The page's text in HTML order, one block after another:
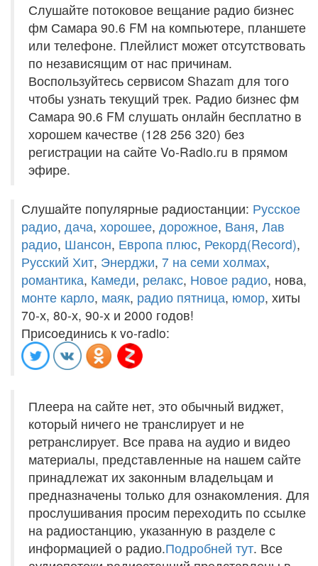
Слушайте потоковое вещание радио бизнес
фм Самара 90.6 FM на компьютере, планшете
или телефоне. Плейлист может отсутствовать
по независящим от нас причинам.
Воспользуйтесь сервисом Shazam для того
чтобы узнать текущий трек. Радио бизнес фм
Самара 90.6 FM слушать онлайн бесплатно в
хорошем качестве (128 256 320) без
регистрации на сайте Vo-Radio.ru в прямом
эфире.
Слушайте популярные радиостанции: Русское
радио, дача, хорошее, дорожное, Ваня, Лав
радио, Шансон, Европа плюс, Рекорд(Record),
Русский Хит, Энерджи, 7 на семи холмах,
романтика, Камеди, релакс, Новое радио, нова,
монте карло, маяк, радио пятница, юмор, хиты
70-х, 80-х, 90-х и 2000 годов!
Присоединись к vo-radio:
Плеера на сайте нет, это обычный виджет,
который ничего не транслирует и не
ретранслирует. Все права на аудио и видео
материалы, представленные на нашем сайте
принадлежат их законным владельцам и
предназначены только для ознакомления. Для
прослушивания просим переходить по ссылке
на радиостанцию, указанную в разделе с
информацией о радио.Подробней тут. Все